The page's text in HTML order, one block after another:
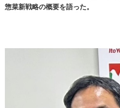
惣菜新戦略の概要を語った。